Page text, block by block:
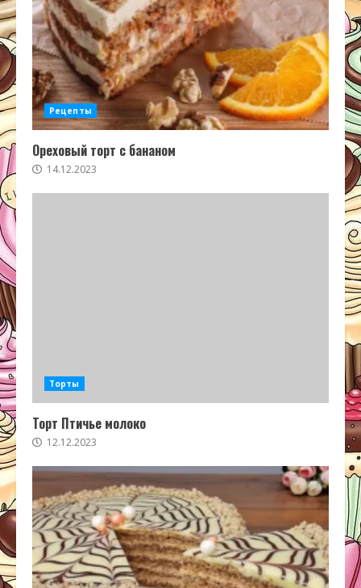
Рецепты
Ореховый торт с бананом
14.12.2023
Торты
Торт Птичье молоко
12.12.2023